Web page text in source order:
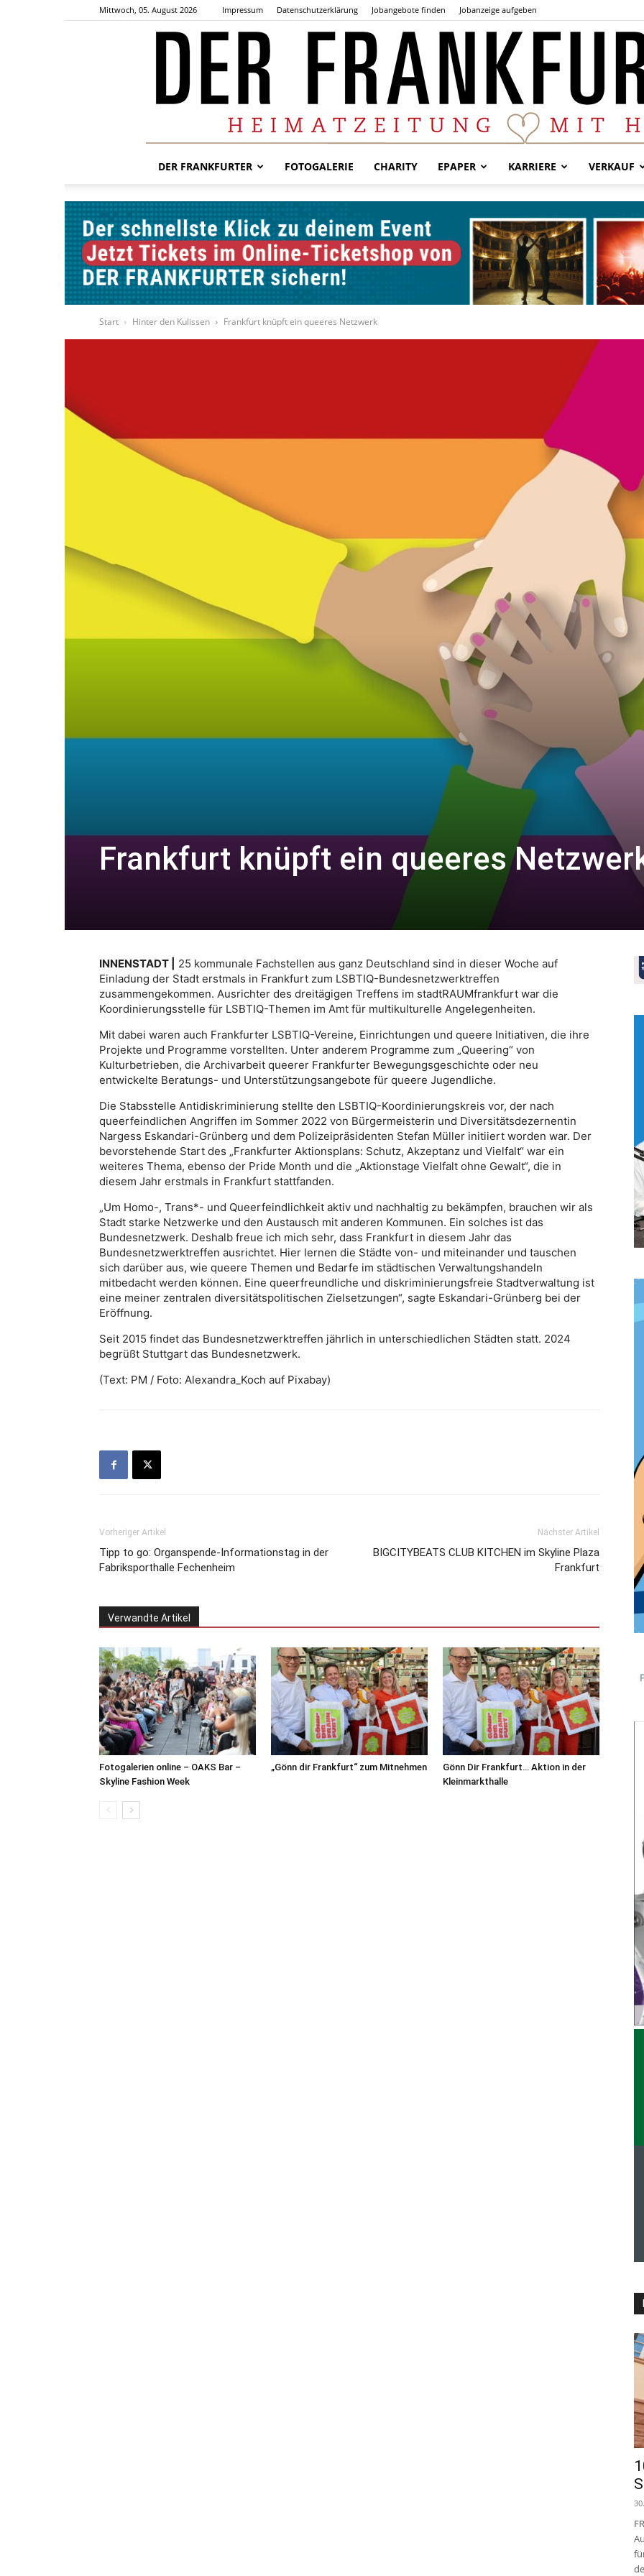
Mittwoch, 05. August 2026 Impressum Datenschutzerklärung Jobangebote finden Jobanzeige aufgeben
Frankfurter
DER FRANKFURTER FOTOGALERIE CHARITY EPAPER KARRIERE VERKAUF
Start Hinter den Kulissen Frankfurt knüpft ein queeres Netzwerk
Frankfurt knüpft ein queeres
INNENSTADT |
25 kommunale Fachstellen aus ganz Deutschland sind in dieser Woche auf
Einladung der Stadt erstmals in Frankfurt zum LSBTIQ-Bundesnetzwerktreffen
zusammengekommen. Ausrichter des dreitägigen Treffens im stadtRAUMfrankfurt war die
Koordinierungsstelle für LSBTIQ-Themen im Amt für multikulturelle Angelegenheiten.
Mit dabei waren auch Frankfurter LSBTIQ-Vereine, Einrichtungen und queere Initiativen, die ihre
Projekte und Programme vorstellten. Unter anderem Programme zum „Queering“ von
Kulturbetrieben, die Archivarbeit queerer Frankfurter Bewegungsgeschichte oder neu
entwickelte Beratungs- und Unterstützungsangebote für queere Jugendliche.
Die Stabsstelle Antidiskriminierung stellte den LSBTIQ-Koordinierungskreis vor, der nach
queerfeindlichen Angriffen im Sommer 2022 von Bürgermeisterin und Diversitätsdezernentin
Nargess Eskandari-Grünberg und dem Polizeipräsidenten Stefan Müller initiiert worden war. Der
bevorstehende Start des „Frankfurter Aktionsplans: Schutz, Akzeptanz und Vielfalt“ war ein
weiteres Thema, ebenso der Pride Month und die „Aktionstage Vielfalt ohne Gewalt“, die in
diesem Jahr erstmals in Frankfurt stattfanden.
„Um Homo-, Trans*- und Queerfeindlichkeit aktiv und nachhaltig zu bekämpfen, brauchen wir als
Stadt starke Netzwerke und den Austausch mit anderen Kommunen. Ein solches ist das
Bundesnetzwerk. Deshalb freue ich mich sehr, dass Frankfurt in diesem Jahr das
Bundesnetzwerktreffen ausrichtet. Hier lernen die Städte von- und miteinander und tauschen
sich darüber aus, wie queere Themen und Bedarfe im städtischen Verwaltungshandeln
mitbedacht werden können. Eine queerfreundliche und diskriminierungsfreie Stadtverwaltung ist
eine meiner zentralen diversitätspolitischen Zielsetzungen“, sagte Eskandari-Grünberg bei der
Eröffnung.
Seit 2015 findet das Bundesnetzwerktreffen jährlich in unterschiedlichen Städten statt. 2024
begrüßt Stuttgart das Bundesnetzwerk.
(Text: PM / Foto: Alexandra_Koch auf Pixabay)
Vorheriger Artikel
Tipp to go: Organspende-Informationstag in der
Fabriksporthalle Fechenheim
Nächster Artikel
BIGCITYBEATS CLUB KITCHEN im Skyline Plaza
Frankfurt
Verwandte Artikel
Fotogalerien online – OAKS Bar –
Skyline Fashion Week
„Gönn dir Frankfurt“ zum Mitnehmen
Gönn Dir Frankfurt… Aktion in der
Kleinmarkthalle